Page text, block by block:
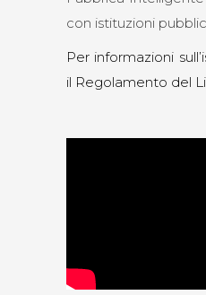
con istituzioni
Per informazioni
il Regolamento del